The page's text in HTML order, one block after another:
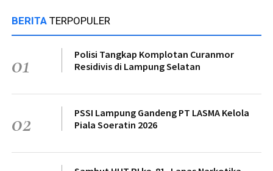
BERITA TERPOPULER
01
Polisi Tangkap Komplotan Curanmor
Residivis di Lampung Selatan
02
PSSI Lampung Gandeng PT LASMA Kelola
Piala Soeratin 2026